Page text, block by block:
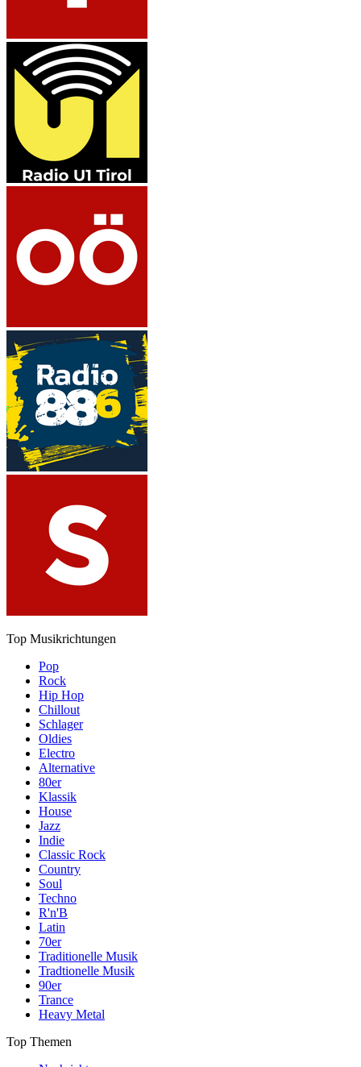
Top Musikrichtungen
Pop
Rock
Hip Hop
Chillout
Schlager
Oldies
Electro
Alternative
80er
Klassik
House
Jazz
Indie
Classic Rock
Country
Soul
Techno
R'n'B
Latin
70er
Traditionelle Musik
Tradtionelle Musik
90er
Trance
Heavy Metal
Top Themen